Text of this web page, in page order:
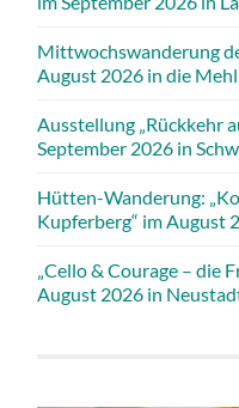
Mittwochswanderung
August 2026 in die
Ausstellung „Rückkehr
September 2026 in
Hütten-Wanderung:
Kupferberg“ im August
„Cello & Courage – die
August 2026 in